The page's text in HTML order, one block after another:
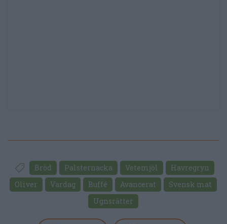
Bröd Palsternacka Vetemjöl
Havregryn
Oliver
Vardag Buffé Avancerat
Svensk mat
Ugnsrätter